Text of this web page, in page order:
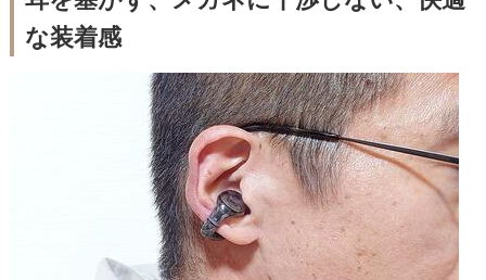
な装着感